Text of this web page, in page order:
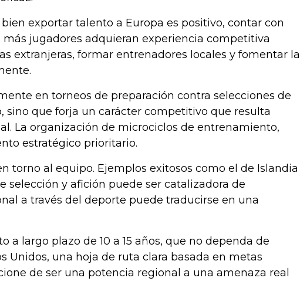
exportar talento a Europa es positivo, contar con
jugadores adquieran experiencia competitiva
extranjeras, formar entrenadores locales y fomentar la
en torneos de preparación contra selecciones de
que forja un carácter competitivo que resulta
La organización de microciclos de entrenamiento,
estratégico prioritario.
al equipo. Ejemplos exitosos como el de Islandia
y afición puede ser catalizadora de
a través del deporte puede traducirse en una
largo plazo de 10 a 15 años, que no dependa de
Unidos, una hoja de ruta clara basada en metas
de ser una potencia regional a una amenaza real